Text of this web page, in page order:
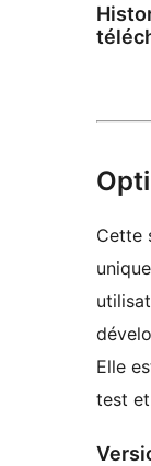
Cette
Elle
test et